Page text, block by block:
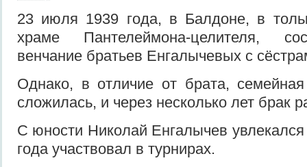
23 июля 1939 года, в Балдоне, в
храме Пантелеймона-целителя,
венчание братьев Енгалычевых с
Однако, в отличие от брата,
сложилась, и через несколько лет брак
С юности Николай Енгалычев
года участвовал в турнирах.